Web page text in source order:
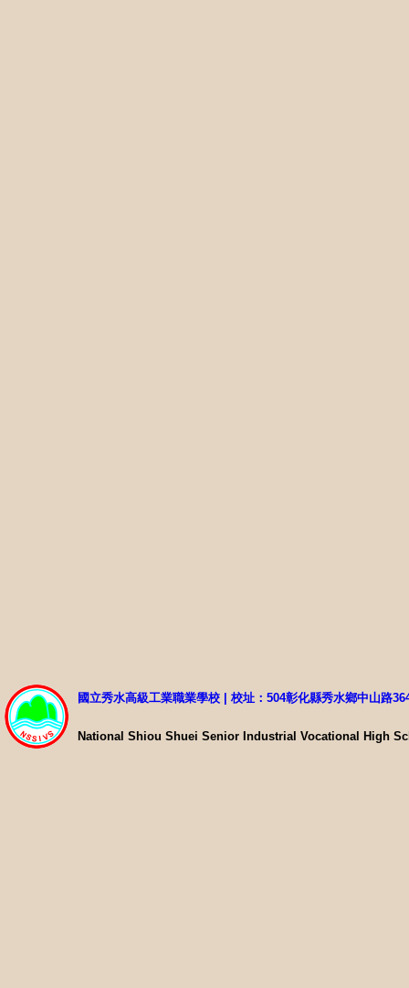
國立秀水高級工業職業學校 | 校址：504彰化縣秀水鄉中山路
National Shiou Shuei Senior Industrial Vocational High